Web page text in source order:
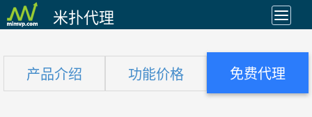
米扑代理
产品介绍 功能价格 免费代理